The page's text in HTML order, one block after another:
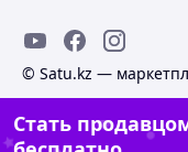
© Satu.kz —
Стать